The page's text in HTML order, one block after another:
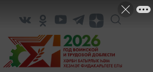
Патриотизм